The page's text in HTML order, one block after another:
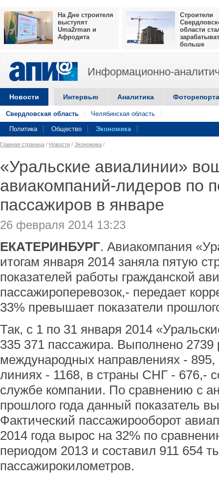
На Дне строителя
выступят
Uma2rman и
Афродита
Строители
области
больше
Информационно-
Новости Интервью Аналитика
Свердловская область Челябинская область
Политика Общество Экономика
Главная страница / Новости / Экономика /
«Уральские авиалинии»
авиакомпаний-лидеров по
пассажиров в январе
26 февраля 2014 13:23
ЕКАТЕРИНБУРГ. Авиакомпания
итогам января 2014 заняла пятую
показателей работы гражданской
пассажироперевозок,- передает
33% превышает показатели
Так, с 1 по 31 января 2014
335 371 пассажира. Выполнено 2739
международных направлениях - 895,
линиях - 1168, в страны СНГ - 676,-
службе компании. По сравнению с
прошлого года данный показатель
Фактический пассажирооборот
2014 года вырос на 32% по
периодом 2013 и составил 911 654
пассажирокилометров.